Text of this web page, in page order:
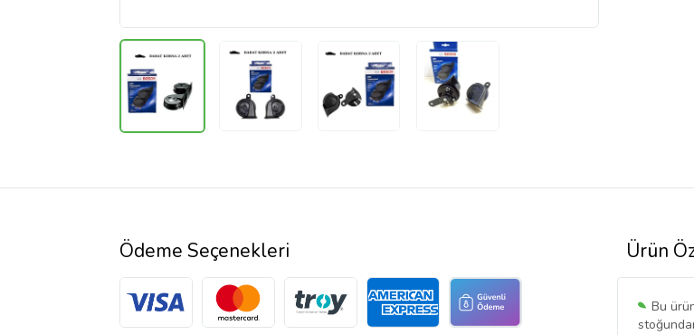
Ürün
Bu
Ödeme Seçenekleri